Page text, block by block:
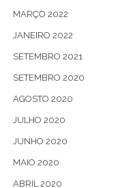
MARÇO 2022
JANEIRO 2022
SETEMBRO 2021
SETEMBRO 2020
AGOSTO 2020
JULHO 2020
JUNHO 2020
MAIO 2020
ABRIL 2020